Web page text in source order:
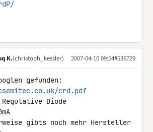
K.(christoph_kessler) 2007-04-10 09:54#536729
crd.pdf
Regulative Diode
gibts noch mehr Hersteller